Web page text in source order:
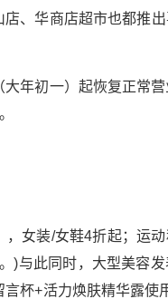
、华商店超市也都推出
年初一）起恢复正常营
，女装/女鞋4折起；运
)与此同时，大型美容
杯+活力焕肤精华露使